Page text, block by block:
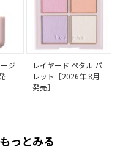
ジ
レイヤード ペタル パ
レット［2026年 8月
発売］
っとみる